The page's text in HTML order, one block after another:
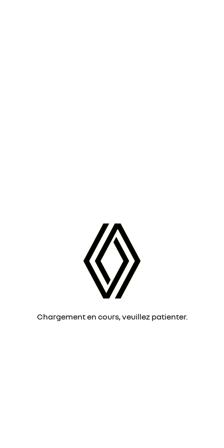
Chargement en cours, veuillez patienter.